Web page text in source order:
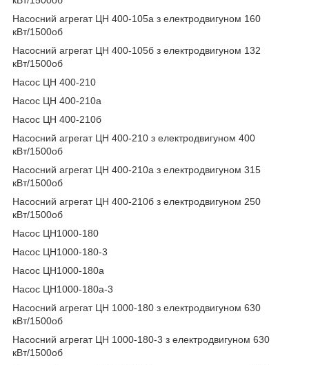
Насосний агрегат ЦН 400-105а з електродвигуном 160
кВт/1500об
Насосний агрегат ЦН 400-105б з електродвигуном 132
кВт/1500об
Насос ЦН 400-210
Насос ЦН 400-210а
Насос ЦН 400-210б
Насосний агрегат ЦН 400-210 з електродвигуном 400
кВт/1500об
Насосний агрегат ЦН 400-210а з електродвигуном 315
кВт/1500об
Насосний агрегат ЦН 400-210б з електродвигуном 250
кВт/1500об
Насос ЦН1000-180
Насос ЦН1000-180-3
Насос ЦН1000-180а
Насос ЦН1000-180а-3
Насосний агрегат ЦН 1000-180 з електродвигуном 630
кВт/1500об
Насосний агрегат ЦН 1000-180-3 з електродвигуном 630
кВт/1500об